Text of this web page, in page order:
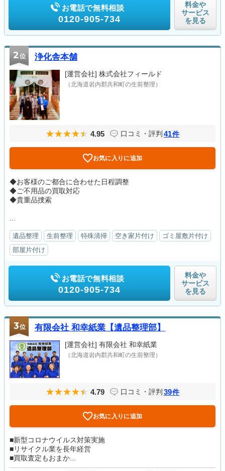
お電話で無料相談
0120-905-734
料金や
サービス
を見る
2位 浄化舎本舗
[運営会社] 株式会社フィールド
（北海道岩内郡共和町の生前整理）
4.95 口コミ・評判 41件
お気に入りに追加
◆お客様のご都合に合わせた日程調整
◆ご不用品の買取対応
◆貴重品捜索
遺品整理 生前整理 特殊清掃 空き家片付け
ゴミ屋敷片付け
部屋片付け
お電話で無料相談
0120-905-734
料金や
サービス
を見る
3位 有限会社 和幸紙業【遺品整理部】
[運営会社] 有限会社 和幸紙業
（北海道岩内郡共和町の生前整理）
4.79 口コミ・評判 39件
お気に入りに追加
■新型コロナウイルス対策実施
■リサイクル業を長年経営
■買取査定もおまか...